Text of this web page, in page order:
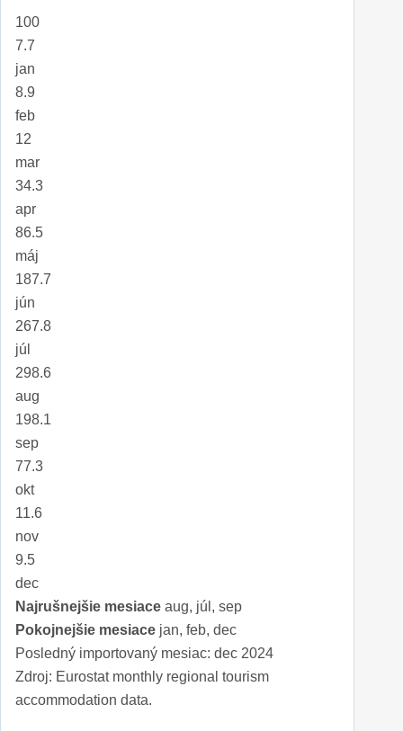
100
7.7
jan
8.9
feb
12
mar
34.3
apr
86.5
máj
187.7
jún
267.8
júl
298.6
aug
198.1
sep
77.3
okt
11.6
nov
9.5
dec
Najrušnejšie mesiace aug, júl, sep
Pokojnejšie mesiace jan, feb, dec
Posledný importovaný mesiac: dec 2024
Zdroj: Eurostat monthly regional tourism
accommodation data.